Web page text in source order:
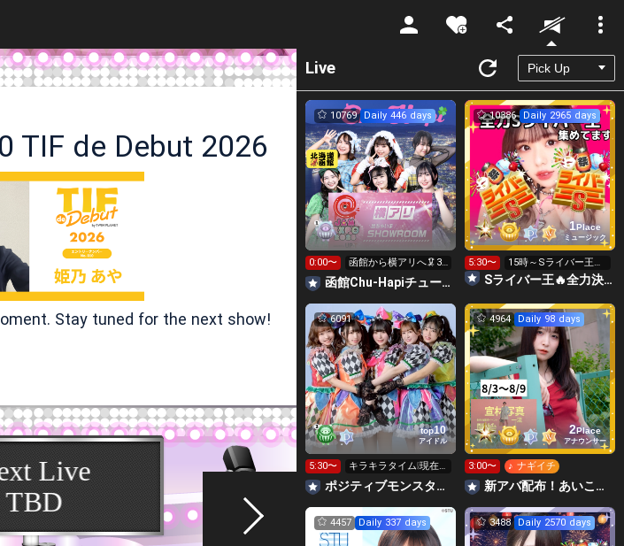
Unmute
TIF de Debut 2026
Stay tuned for the next show!
Live
10769 Daily 446 days
0:00〜
函館から横アリへ🦑31
0万目標！キラ星
【求】
函館Chu-Hapiチューハピ🌈
1Place
ミュージック
10386 Daily 2965 days
5:30〜
15時～Sライバー王👑
投げれます！
Sライバー王🔥全力決勝🗽🌈Annnnnaの空⛱
top10
アイドル
6091
5:30〜
キラキラタイム❕現在1
位‼️差を広げたい‼️
ポジティブモンスター👾絶対１位で横アリに立つ🌈✨
2Place
アナウンサー
4964 Daily 98 days
3:00〜 ♪ ナギイチ
‪‪新アバ配布！あいこっこroom🐥🌱あいこ
4457 Daily 337 days 3488 Daily 2570 days